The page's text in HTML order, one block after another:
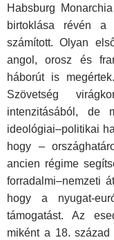
Habsburg
birtoklása révén a
számított. Olyan
angol, orosz és
háborút is
Szövetség
intenzitásából, de
ideológiai–politikai
hogy –
ancien régime
forradalmi–nemzeti
hogy a nyugat-
támogatást. Az
miként a 18.